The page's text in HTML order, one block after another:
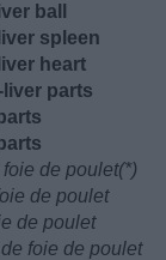
ball
spleen
heart
liver parts
de poulet(*)
de poulet
de poulet
foie de poulet